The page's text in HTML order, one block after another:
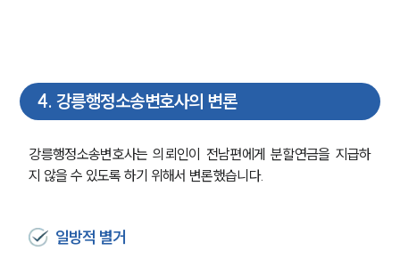
4. 강릉행정소송변호사의 변론
강릉행정소송변호사는 의뢰인이 전남편에게 분할연금을 지급하
지 않을 수 있도록 하기 위해서 변론했습니다.
일방적 별거